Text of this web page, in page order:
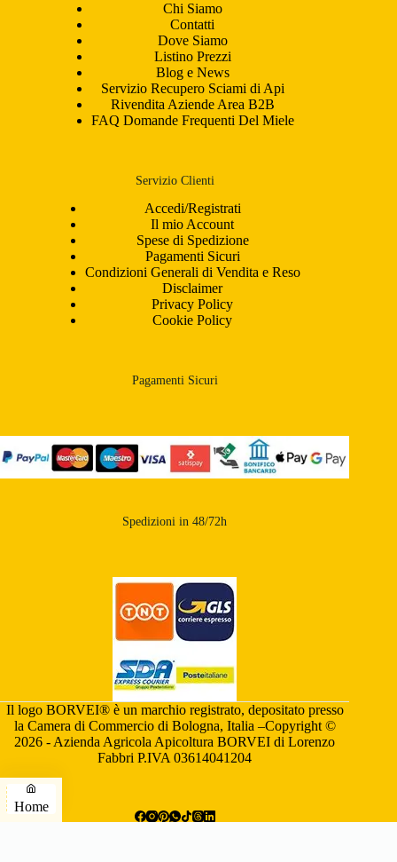
Chi Siamo
Contatti
Dove Siamo
Listino Prezzi
Blog e News
Servizio Recupero Sciami di Api
Rivendita Aziende Area B2B
FAQ Domande Frequenti Del Miele
Servizio Clienti
Accedi/Registrati
Il mio Account
Spese di Spedizione
Pagamenti Sicuri
Condizioni Generali di Vendita e Reso
Disclaimer
Privacy Policy
Cookie Policy
Pagamenti Sicuri
Spedizioni in 48/72h
Il logo BORVEI® è un marchio registrato, depositato presso
la Camera di Commercio di Bologna, Italia –Copyright ©
2026 - Azienda Agricola Apicoltura BORVEI di Lorenzo
Fabbri P.IVA 03614041204
Home